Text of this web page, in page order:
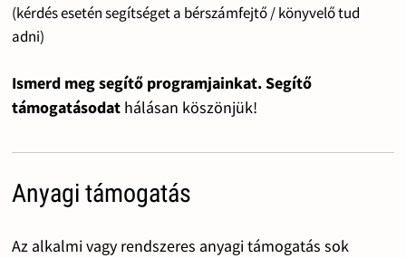
(kérdés esetén segítséget a bérszámfejtő / könyvelő tud
adni)
Ismerd meg segítő programjainkat. Segítő
támogatásodat hálásan köszönjük!
Anyagi támogatás
Az alkalmi vagy rendszeres anyagi támogatás sok